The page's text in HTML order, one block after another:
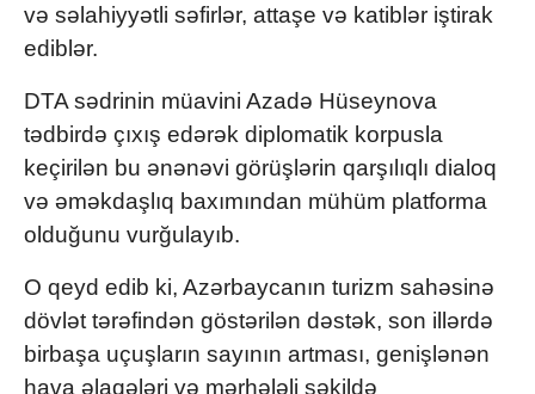
və səlahiyyətli səfirlər, attaşe və katiblər iştirak
ediblər.
DTA sədrinin müavini Azadə Hüseynova
tədbirdə çıxış edərək diplomatik korpusla
keçirilən bu ənənəvi görüşlərin qarşılıqlı dialoq
və əməkdaşlıq baxımından mühüm platforma
olduğunu vurğulayıb.
O qeyd edib ki, Azərbaycanın turizm sahəsinə
dövlət tərəfindən göstərilən dəstək, son illərdə
birbaşa uçuşların sayının artması, genişlənən
hava əlaqələri və mərhələli şəkildə